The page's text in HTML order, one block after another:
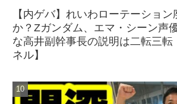
【内ゲバ】れいわローテーション
か？Zガンダム、エマ・シーン声
な高井副幹事長の説明は二転三転
ネル】